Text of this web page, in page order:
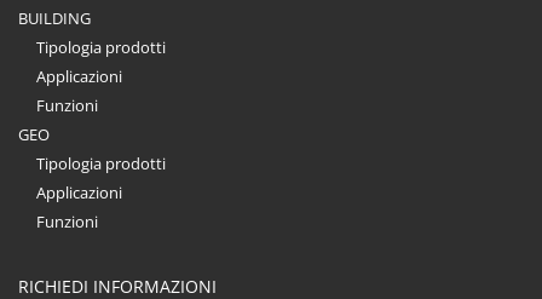
BUILDING
Tipologia prodotti
Applicazioni
Funzioni
GEO
Tipologia prodotti
Applicazioni
Funzioni
RICHIEDI INFORMAZIONI